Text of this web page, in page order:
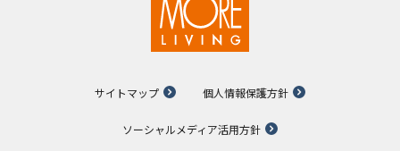
サイトマップ 個人情報保護方針
ソーシャルメディア活用方針